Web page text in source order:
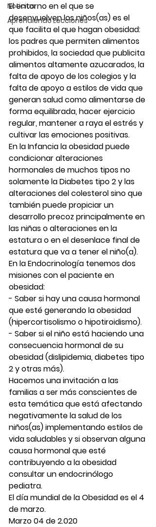
Noticias
Aprendiendo Lecciones
El entorno en el que se
desenvuelven los niños(as) es el
que facilita el que hagan obesidad:
los padres que permiten alimentos
prohibidos, la sociedad que publicita
alimentos altamente azucarados, la
falta de apoyo de los colegios y la
falta de apoyo a estilos de vida que
generan salud como alimentarse de
forma equilibrada, hacer ejercicio
regular, mantener a raya el estrés y
cultivar las emociones positivas.
En la Infancia la obesidad puede
condicionar alteraciones
hormonales de muchos tipos no
solamente la Diabetes tipo 2 y las
alteraciones del colesterol sino que
también puede propiciar un
desarrollo precoz principalmente en
las niñas o alteraciones en la
estatura o en el desenlace final de
estatura que va a tener el niño(a).
En la Endocrinología tenemos dos
misiones con el paciente en
obesidad:
- Saber si hay una causa hormonal
que esté generando la obesidad
(hipercortisolismo o hipotiroidismo).
- Saber si el niño está haciendo una
consecuencia hormonal de su
obesidad (dislipidemia, diabetes tipo
2 y otras más).
Hacemos una invitación a las
familias a ser más conscientes de
esta temática que está afectando
negativamente la salud de los
niños(as) implementando estilos de
vida saludables y si observan alguna
causa hormonal que esté
contribuyendo a la obesidad
consultar un endocrinólogo
pediatra.
El día mundial de la Obesidad es el 4
de marzo.
Marzo 04 de 2.020